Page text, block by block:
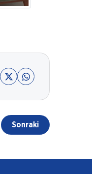
Sonraki